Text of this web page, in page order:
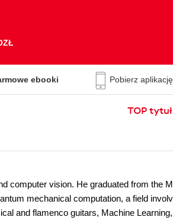
ebooki Pobierz aplikację
TOP
computer vision. He graduated from the
mechanical computation, a field
and flamenco guitars, Machine